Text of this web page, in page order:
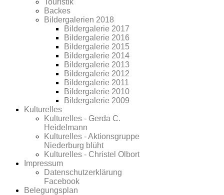
Touristik
Backes
Bildergalerien 2018
Bildergalerie 2017
Bildergalerie 2016
Bildergalerie 2015
Bildergalerie 2014
Bildergalerie 2013
Bildergalerie 2012
Bildergalerie 2011
Bildergalerie 2010
Bildergalerie 2009
Kulturelles
Kulturelles - Gerda C.
Heidelmann
Kulturelles - Aktionsgruppe
Niederburg blüht
Kulturelles - Christel Olbort
Impressum
Datenschutzerklärung
Facebook
Belegungsplan